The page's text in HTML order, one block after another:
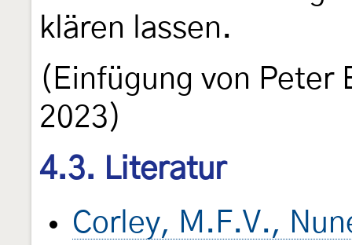
klären lassen.
(Einfügung von Peter
2023)
4.3. Literatur
Corley, M.F.V.,